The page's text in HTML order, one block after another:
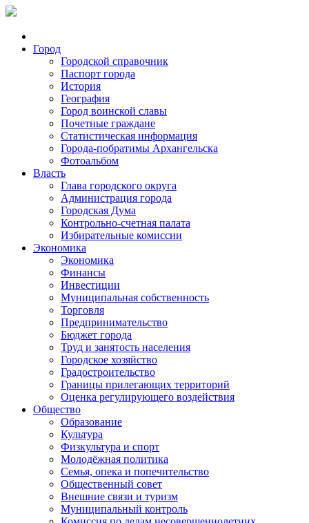
Город
Городской справочник
Паспорт города
История
География
Город воинской славы
Почетные граждане
Статистическая информация
Города-побратимы Архангельска
Фотоальбом
Власть
Глава городского округа
Администрация города
Городская Дума
Контрольно-счетная палата
Избирательные комиссии
Экономика
Экономика
Финансы
Инвестиции
Муниципальная собственность
Торговля
Предпринимательство
Бюджет города
Труд и занятость населения
Городское хозяйство
Градостроительство
Границы прилегающих территорий
Оценка регулирующего воздействия
Общество
Образование
Культура
Физкультура и спорт
Молодёжная политика
Семья, опека и попечительство
Общественный совет
Внешние связи и туризм
Муниципальный контроль